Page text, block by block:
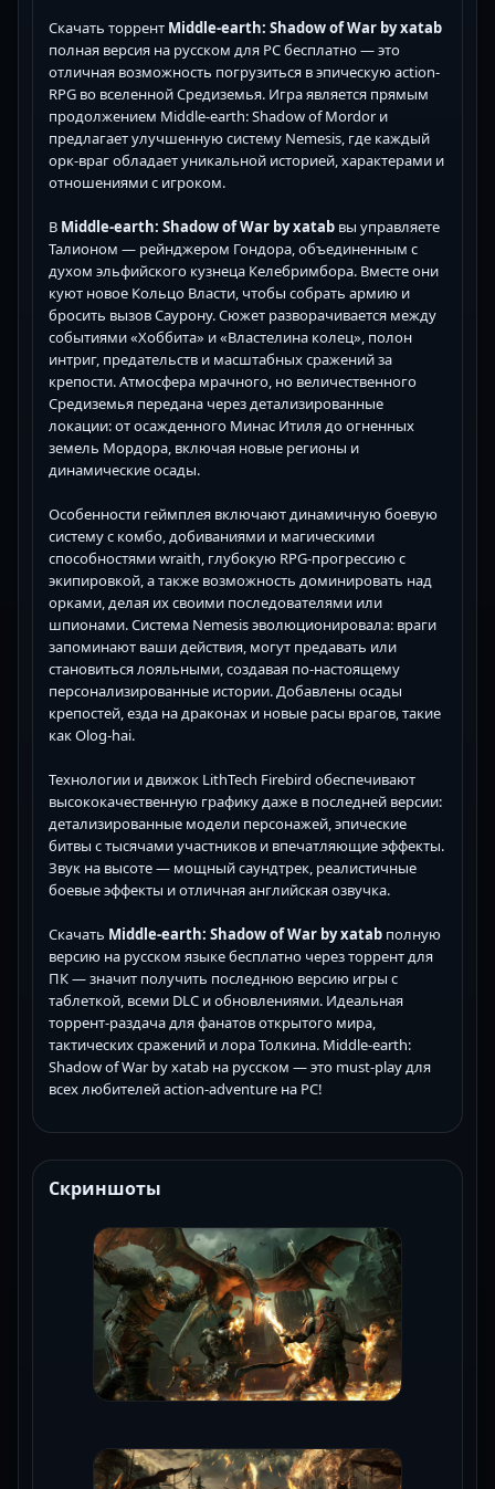
Скачать торрент Middle-earth: Shadow of War by xatab
полная версия на русском для PC бесплатно — это
отличная возможность погрузиться в эпическую action-
RPG во вселенной Средиземья. Игра является прямым
продолжением Middle-earth: Shadow of Mordor и
предлагает улучшенную систему Nemesis, где каждый
орк-враг обладает уникальной историей, характерами и
отношениями с игроком.
В Middle-earth: Shadow of War by xatab вы управляете
Талионом — рейнджером Гондора, объединенным с
духом эльфийского кузнеца Келебримбора. Вместе они
куют новое Кольцо Власти, чтобы собрать армию и
бросить вызов Саурону. Сюжет разворачивается между
событиями «Хоббита» и «Властелина колец», полон
интриг, предательств и масштабных сражений за
крепости. Атмосфера мрачного, но величественного
Средиземья передана через детализированные
локации: от осажденного Минас Итиля до огненных
земель Мордора, включая новые регионы и
динамические осады.
Особенности геймплея включают динамичную боевую
систему с комбо, добиваниями и магическими
способностями wraith, глубокую RPG-прогрессию с
экипировкой, а также возможность доминировать над
орками, делая их своими последователями или
шпионами. Система Nemesis эволюционировала: враги
запоминают ваши действия, могут предавать или
становиться лояльными, создавая по-настоящему
персонализированные истории. Добавлены осады
крепостей, езда на драконах и новые расы врагов, такие
как Olog-hai.
Технологии и движок LithTech Firebird обеспечивают
высококачественную графику даже в последней версии:
детализированные модели персонажей, эпические
битвы с тысячами участников и впечатляющие эффекты.
Звук на высоте — мощный саундтрек, реалистичные
боевые эффекты и отличная английская озвучка.
Скачать Middle-earth: Shadow of War by xatab полную
версию на русском языке бесплатно через торрент для
ПК — значит получить последнюю версию игры с
таблеткой, всеми DLC и обновлениями. Идеальная
торрент-раздача для фанатов открытого мира,
тактических сражений и лора Толкина. Middle-earth:
Shadow of War by xatab на русском — это must-play для
всех любителей action-adventure на PC!
Скриншоты